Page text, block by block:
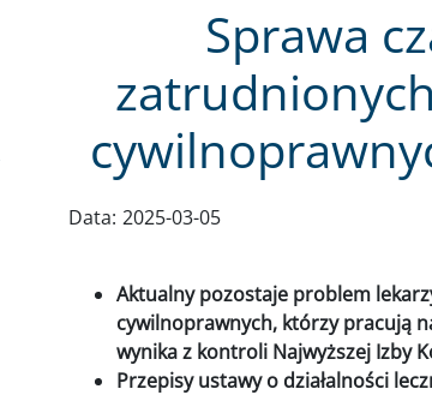
Sprawa
Data: 2025-03-05
Aktualny pozostaje problem
cywilnoprawnych, którzy pracują
wynika z kontroli Najwyższej Izby
Przepisy ustawy o działalności